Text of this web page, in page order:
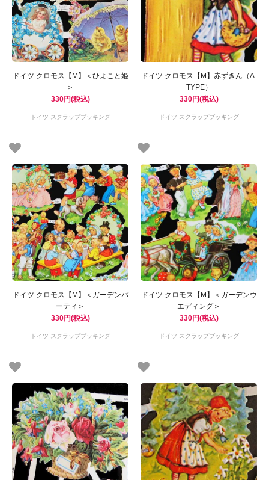
ドイツ クロモス【M】＜ひよこと姫
＞
330円(税込)
ドイツ スクラップブッキング
ドイツ クロモス【M】赤ずきん（A-
TYPE）
330円(税込)
ドイツ スクラップブッキング
ドイツ クロモス【M】＜ガーデンパ
ーティ＞
330円(税込)
ドイツ スクラップブッキング
ドイツ クロモス【M】＜ガーデンウ
エディング＞
330円(税込)
ドイツ スクラップブッキング